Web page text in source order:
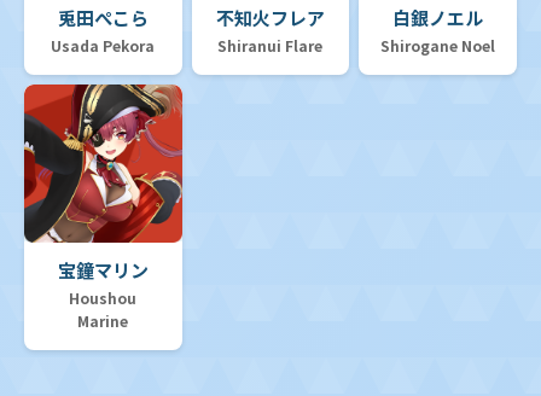
兎田ぺこら
Usada Pekora
不知火フレア
Shiranui Flare
白銀ノエル
Shirogane Noel
宝鐘マリン
Houshou
Marine